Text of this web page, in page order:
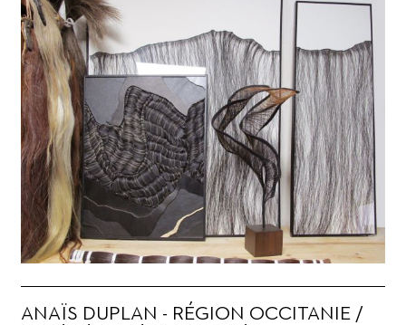
ANAÏS DUPLAN - RÉGION OCCITANIE /